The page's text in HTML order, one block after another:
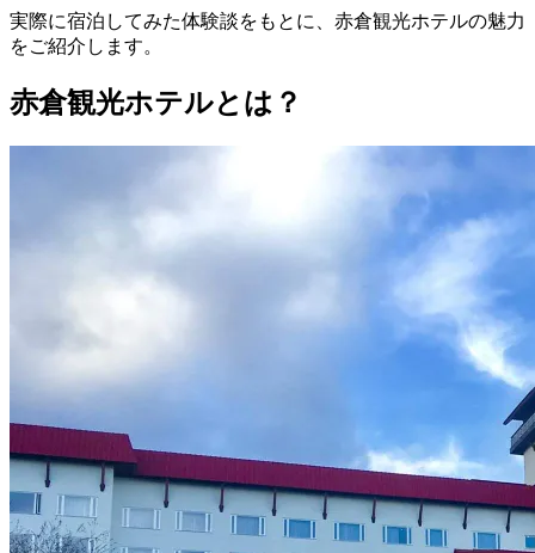
実際に宿泊してみた体験談をもとに、 赤倉観光ホテルの魅力
をご紹介 します。
赤倉観光ホテルとは？